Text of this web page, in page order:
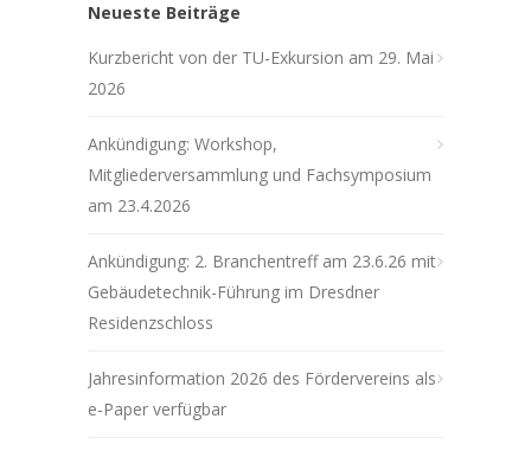
Neueste Beiträge
Kurzbericht von der TU-Exkursion am 29. Mai
2026
Ankündigung: Workshop,
Mitgliederversammlung und Fachsymposium
am 23.4.2026
Ankündigung: 2. Branchentreff am 23.6.26 mit
Gebäudetechnik-Führung im Dresdner
Residenzschloss
Jahresinformation 2026 des Fördervereins als
e-Paper verfügbar